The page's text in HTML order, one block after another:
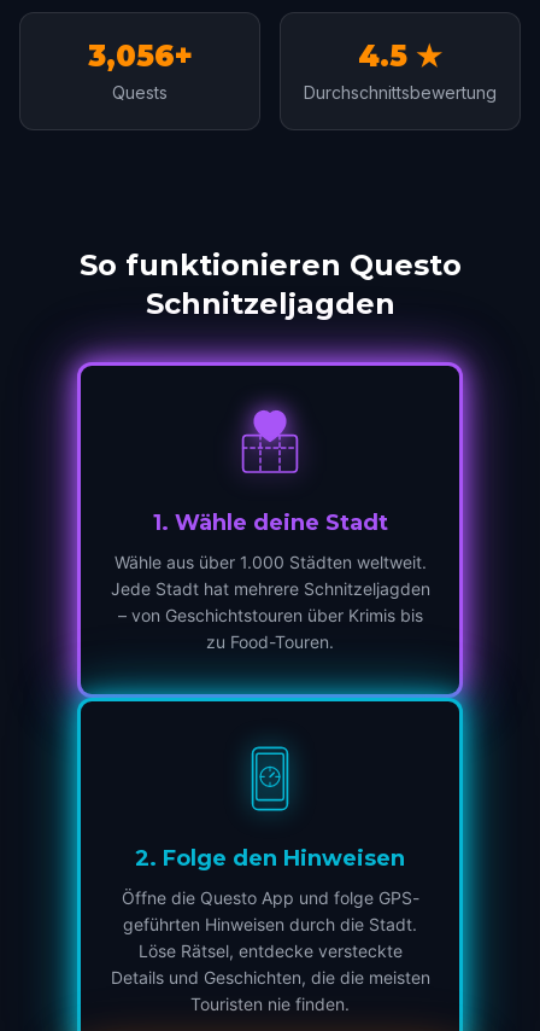
3,056+
Quests
4.5 ★
Durchschnittsbewertung
So funktionieren Questo
Schnitzeljagden
1. Wähle deine Stadt
Wähle aus über 1.000 Städten weltweit.
Jede Stadt hat mehrere Schnitzeljagden
– von Geschichtstouren über Krimis bis
zu Food-Touren.
2. Folge den Hinweisen
Öffne die Questo App und folge GPS-
geführten Hinweisen durch die Stadt.
Löse Rätsel, entdecke versteckte
Details und Geschichten, die die meisten
Touristen nie finden.